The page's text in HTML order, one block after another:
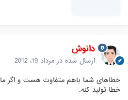
دانوش
ارسال شده در مرداد 19، 2012
خطاهای شما باهم متفاوت هست و اگر
خطا تولید کنه.